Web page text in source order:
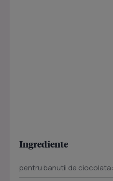
Ingrediente
pentru banutii de ciocolata: